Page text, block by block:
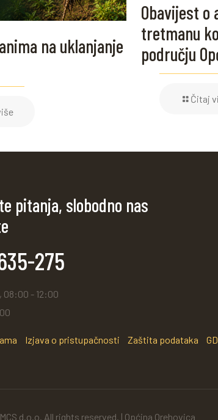
na uklanjanje
Obavijest o
tretmanu
području
Čitaj
pitanja, slobodno nas
275
08:00 - 12:00
Izjava o pristupačnosti Zaštita podataka
d.o.o. All rights reserved. | Općina Orehovica